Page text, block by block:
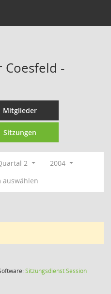
-
Mitglieder
Sitzungen
2
2004
auswählen
SitzungsdienstSession(Wird in